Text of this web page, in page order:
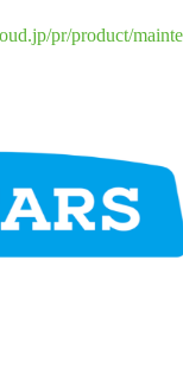
pr/product/